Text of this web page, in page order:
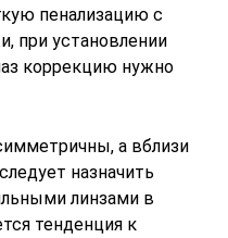
пенализацию с
при установлении
коррекцию нужно
а вблизи
назначить
линзами в
тенденция к